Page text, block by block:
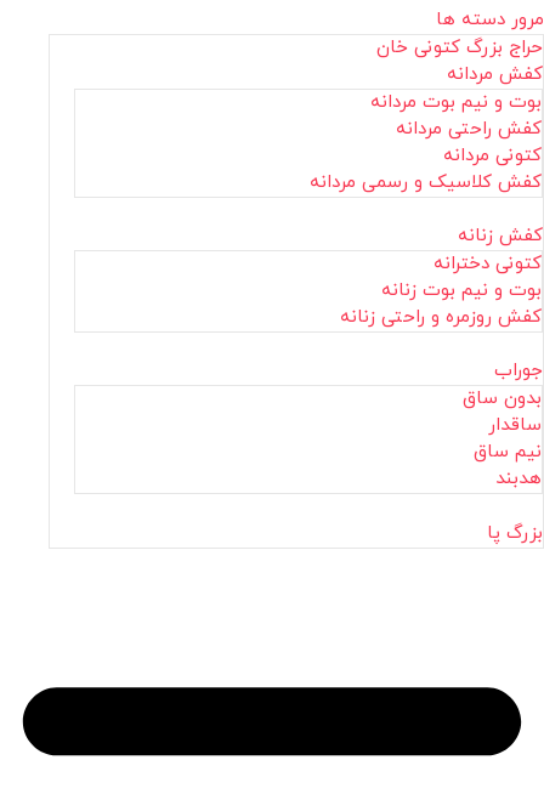
مرور دسته ها
حراج بزرگ کتونی خان
کفش مردانه
بوت و نیم بوت مردانه
کفش راحتی مردانه
کتونی مردانه
کفش کلاسیک و رسمی مردانه
کفش زنانه
کتونی دخترانه
بوت و نیم بوت زنانه
کفش روزمره و راحتی زنانه
جوراب
بدون ساق
ساقدار
نیم ساق
هدبند
بزرگ پا